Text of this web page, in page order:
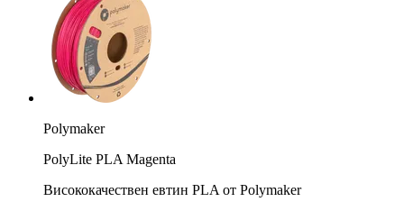
Polymaker
PolyLite PLA Magenta
Висококачествен евтин PLA от Polymaker